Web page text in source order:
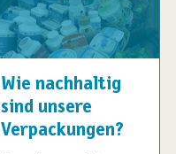
Wie nachhaltig
sind unsere
Verpackungen?